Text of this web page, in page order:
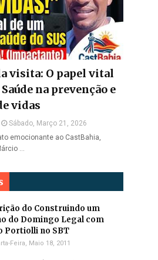
visita: O papel vital
na prevenção e
vidas
Sábado, Março 21, 2026
emocionante ao CastBahia,
…
do Construindo um
do Domingo Legal com
Portiolli no SBT
Feira, Maio 18, 2011